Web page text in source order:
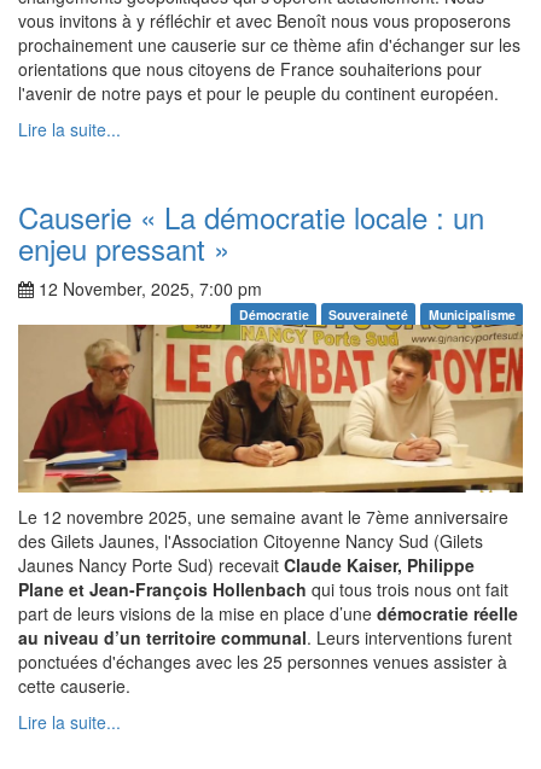
vous invitons à y réfléchir et avec Benoît nous vous proposerons
prochainement une causerie sur ce thème afin d'échanger sur les
orientations que nous citoyens de France souhaiterions pour
l'avenir de notre pays et pour le peuple du continent européen.
Lire la suite...
Causerie « La démocratie locale : un
enjeu pressant »
12 November, 2025, 7:00 pm
Démocratie Souveraineté Municipalisme
Le 12 novembre 2025, une semaine avant le 7ème anniversaire
des Gilets Jaunes, l'Association Citoyenne Nancy Sud (Gilets
Jaunes Nancy Porte Sud) recevait Claude Kaiser, Philippe
Plane et Jean-François Hollenbach qui tous trois nous ont fait
part de leurs visions de la mise en place d’une démocratie réelle
au niveau d’un territoire communal. Leurs interventions furent
ponctuées d'échanges avec les 25 personnes venues assister à
cette causerie.
Lire la suite...